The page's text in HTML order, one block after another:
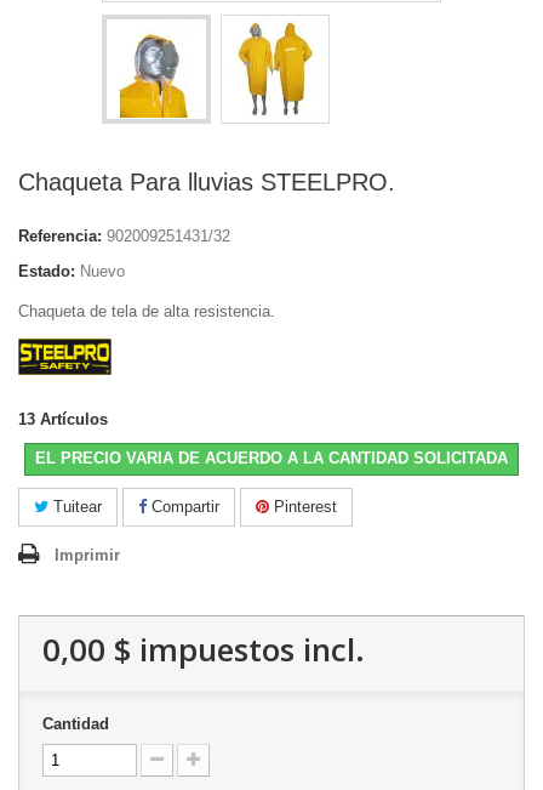
Chaqueta Para lluvias STEELPRO.
Referencia: 902009251431/32
Estado: Nuevo
Chaqueta de tela de alta resistencia.
13 Artículos
EL PRECIO VARIA DE ACUERDO A LA CANTIDAD SOLICITADA
Tuitear Compartir Pinterest
Imprimir
0,00 $ impuestos incl.
Cantidad